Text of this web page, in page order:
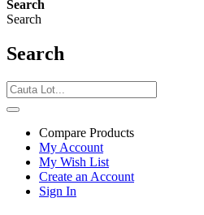
Search
Search
Search
Compare Products
My Account
My Wish List
Create an Account
Sign In